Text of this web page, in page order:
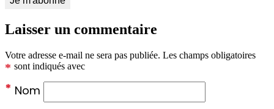
Laisser un commentaire
Votre adresse e-mail ne sera pas publiée. Les champs obligatoires
sont indiqués avec
*
Nom
*